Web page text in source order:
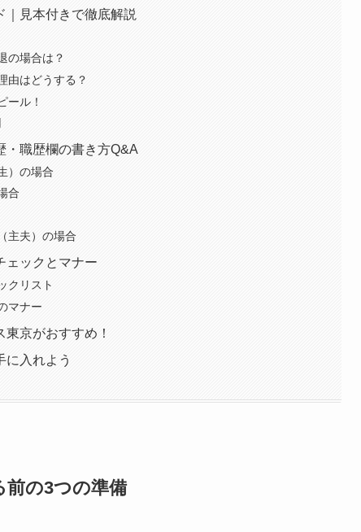
｜見本付きで徹底解説
の場合は？
由はどうする？
ール！
・職歴欄の書き方Q&A
）の場合
合
主夫）の場合
ェックとマナー
クリスト
マナー
京がおすすめ！
に入れよう
前の3つの準備